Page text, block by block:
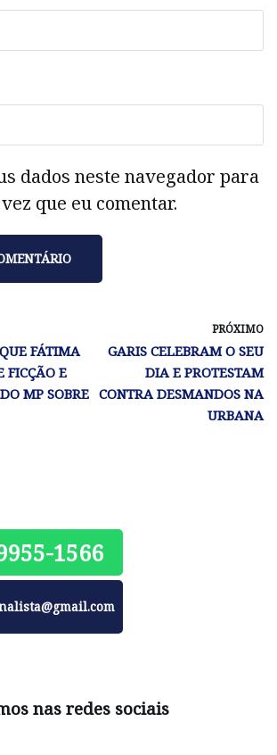
dados neste navegador para
que eu comentar.
FÁTIMA
FICÇÃO E
MP SOBRE
PRÓXIMO
GARIS CELEBRAM O SEU
DIA E PROTESTAM
CONTRA DESMANDOS NA
URBANA
1566
nas redes sociais